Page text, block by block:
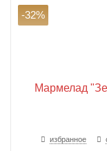
-32%
избранное